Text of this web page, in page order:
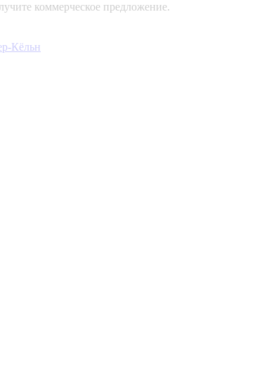
коммерческое предложение.